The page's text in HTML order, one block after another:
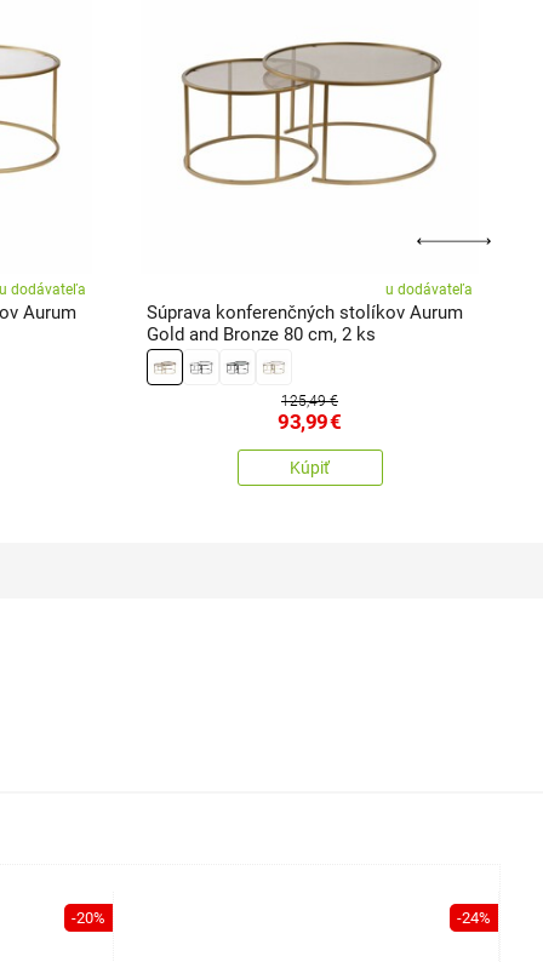
u dodávateľa
Aurum
u dodávateľa
Súprava konferenčných stolíkov Aurum
Gold and Bronze 80 cm, 2 ks
125,49 €
93,99€
Kúpiť
-20% -24%